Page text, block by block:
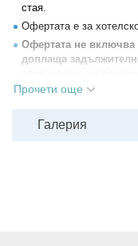
стая.
Офертата е за
Офертата не включва
доплаща
Всички евентуални
Дете до 2
Прочети още
Галерия